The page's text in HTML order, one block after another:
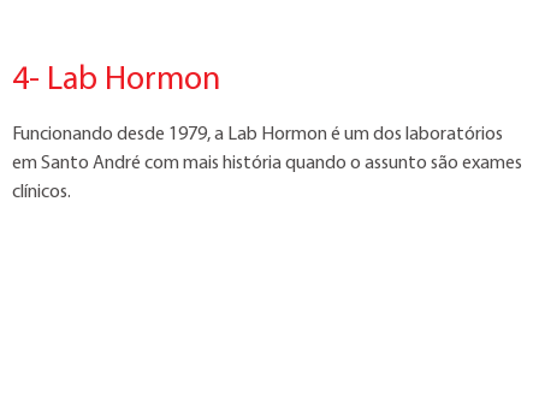
4- Lab Hormon
Funcionando desde 1979, a Lab Hormon é um dos laboratórios
em Santo André com mais história quando o assunto são exames
clínicos.